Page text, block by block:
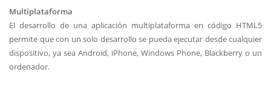
Multiplataforma
El desarrollo de una aplicación multiplataforma en código HTML5
permite que con un solo desarrollo se pueda ejecutar desde cualquier
dispositivo, ya sea Android, iPhone, Windows Phone, Blackberry o un
ordenador.